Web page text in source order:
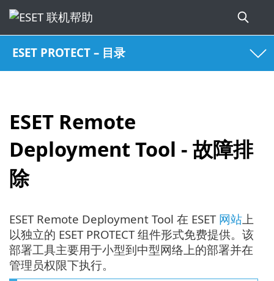
ESET PROTECT – 目录
ESET Remote
Deployment Tool - 故障排
除
ESET Remote Deployment Tool 在 ESET 网站上
以独立的 ESET PROTECT 组件形式免费提供。该
部署工具主要用于小型到中型网络上的部署并在
管理员权限下执行。